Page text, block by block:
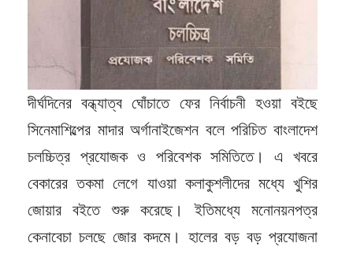
দীর্ঘদিনের বন্ধ্যাত্ব ঘোঁচাতে ফের নির্বাচনী হওয়া বইছে
সিনেমাশিল্পের মাদার অর্গানাইজেশন বলে পরিচিত বাংলাদেশ
চলচ্চিত্র প্রযোজক ও পরিবেশক সমিতিতে। এ খবরে
বেকারের তকমা লেগে যাওয়া কলাকুশলীদের মধ্যে খুশির
জোয়ার বইতে শুরু করেছে। ইতিমধ্যে মনোনয়নপত্র
কেনাবেচা চলছে জোর কদমে। হালের বড় বড় প্রযোজনা